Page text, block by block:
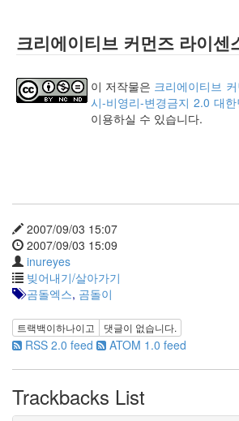
크리에이티브 커먼즈 라이센
이 저작물은 크리에이티브
시-비영리-변경금지 2.0 대
이용하실 수 있습니다.
2007/09/03 15:07
2007/09/03 15:09
inureyes
빚어내기/살아가기
곰돌엑스, 곰돌이
트랙백이하나이고 댓글이 없습니다.
RSS 2.0 feed ATOM 1.0 feed
Trackbacks List
인
사
드
아
바
부
불
효
몇
가
지
계
획
keyboard
MX